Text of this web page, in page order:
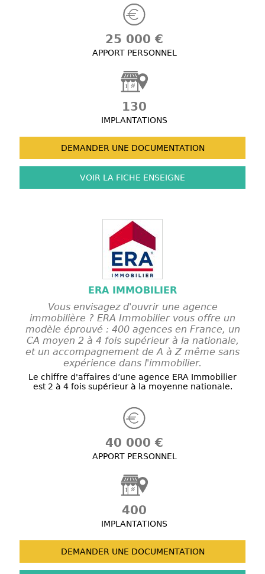
25 000 €
APPORT PERSONNEL
130
IMPLANTATIONS
DEMANDER UNE DOCUMENTATION
VOIR LA FICHE ENSEIGNE
ERA IMMOBILIER
Vous envisagez d'ouvrir une agence
immobilière ? ERA Immobilier vous offre un
modèle éprouvé : 400 agences en France, un
CA moyen 2 à 4 fois supérieur à la nationale,
et un accompagnement de A à Z même sans
expérience dans l'immobilier.
Le chiffre d'affaires d’une agence ERA Immobilier
est 2 à 4 fois supérieur à la moyenne nationale.
40 000 €
APPORT PERSONNEL
400
IMPLANTATIONS
DEMANDER UNE DOCUMENTATION